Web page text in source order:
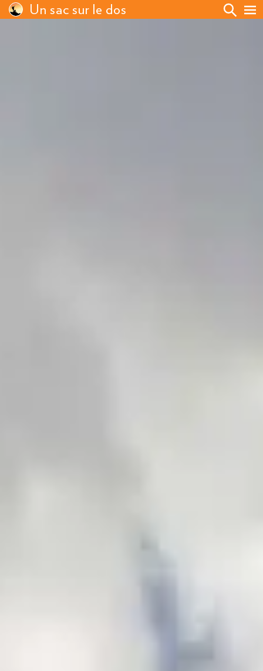
Un sac sur le dos